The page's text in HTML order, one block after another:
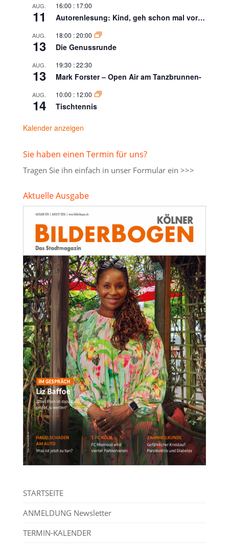
AUG.
11
16:00 : 17:00
Autorenlesung: Kind, geh schon mal vor…
AUG.
13
18:00 :20:00
Die Genussrunde
AUG.
13
19:30 :22:30
Mark Forster – Open Air am Tanzbrunnen-
AUG.
14
10:00 : 12:00
Tischtennis
Kalender anzeigen
Sie haben einen Termin für uns?
Tragen Sie ihn einfach in unser Formular ein >>>
Aktuelle Ausgabe
STARTSEITE
ANMELDUNG Newsletter
TERMIN-KALENDER